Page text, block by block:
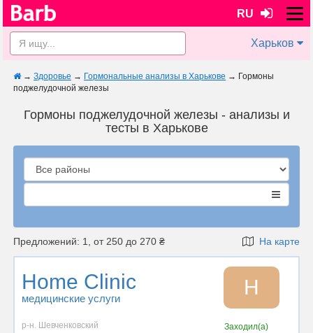
RU
Харьков
→ Здоровье → Гормональные анализы в Харькове → Гормоны
поджелудочной железы
Гормоны поджелудочной железы - анализы и
тесты в Харькове
Предложений: 1, от 250 до 270 ₴ На карте
Home Clinic
медицинские услуги H
р-н. Шевченковский
Заходил(а)